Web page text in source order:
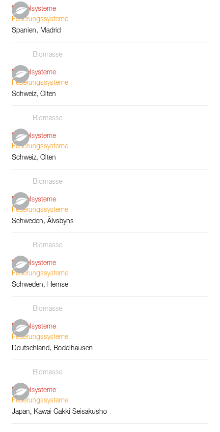
Kesselsysteme
Feuerungssysteme
Spanien, Madrid
Biomasse
Kesselsysteme
Feuerungssysteme
Schweiz, Olten
Biomasse
Kesselsysteme
Feuerungssysteme
Schweiz, Olten
Biomasse
Kesselsysteme
Feuerungssysteme
Schweden, Älvsbyns
Biomasse
Kesselsysteme
Feuerungssysteme
Schweden, Hemse
Biomasse
Kesselsysteme
Feuerungssysteme
Deutschland, Bodelhausen
Biomasse
Kesselsysteme
Feuerungssysteme
Japan, Kawai Gakki Seisakusho